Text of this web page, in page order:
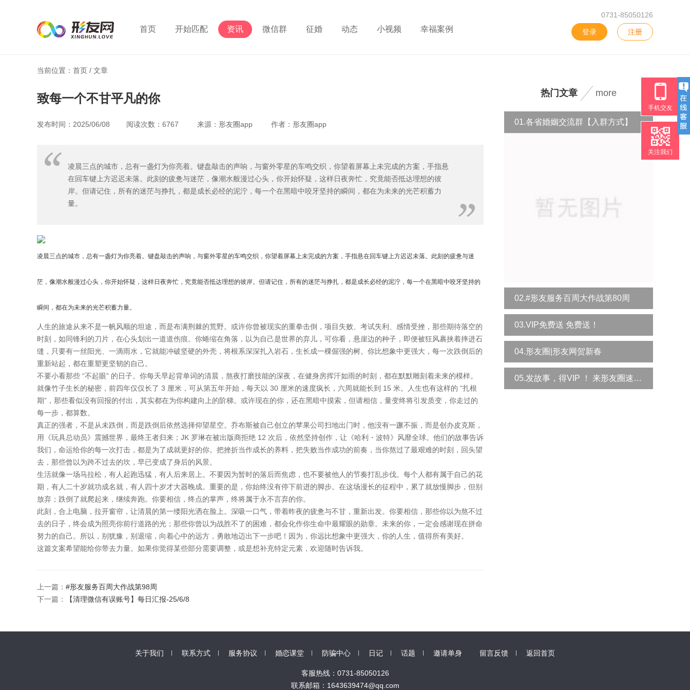
首页 开始匹配 资讯 微信群 征婚 动态 小视频 幸福案例
0731-85050126
登录 注册
当前位置：首页 / 文章
致每一个不甘平凡的你​
发布时间：2025/06/08 阅读次数：6767 来源：形友圈app 作者：形友圈app
凌晨三点的城市，总有一盏灯为你亮着。键盘敲击的声响，与窗外零星的车鸣交织，你望着屏幕上未完成的方案，手指悬
在回车键上方迟迟未落。此刻的疲惫与迷茫，像潮水般漫过心头，你开始怀疑，这样日夜奔忙，究竟能否抵达理想的彼
岸。但请记住，所有的迷茫与挣扎，都是成长必经的泥泞，每一个在黑暗中咬牙坚持的瞬间，都在为未来的光芒积蓄力
量。
凌晨三点的城市，总有一盏灯为你亮着。键盘敲击的声响，与窗外零星的车鸣交织，你望着屏幕上未完成的方案，手指悬在回车键上方迟迟未落。此刻的疲惫与迷
茫，像潮水般漫过心头，你开始怀疑，这样日夜奔忙，究竟能否抵达理想的彼岸。但请记住，所有的迷茫与挣扎，都是成长必经的泥泞，每一个在黑暗中咬牙坚持的
瞬间，都在为未来的光芒积蓄力量。
人生的旅途从来不是一帆风顺的坦途，而是布满荆棘的荒野。或许你曾被现实的重拳击倒，项目失败、考试失利、感情受挫，那些期待落空的
时刻，如同锋利的刀片，在心头划出一道道伤痕。你蜷缩在角落，以为自己是世界的弃儿，可你看，悬崖边的种子，即便被狂风裹挟着摔进石
缝，只要有一丝阳光、一滴雨水，它就能冲破坚硬的外壳，将根系深深扎入岩石，生长成一棵倔强的树。你比想象中更强大，每一次跌倒后的
重新站起，都在重塑更坚韧的自己。
不要小看那些 “不起眼” 的日子。你每天早起背单词的清晨，熬夜打磨技能的深夜，在健身房挥汗如雨的时刻，都在默默雕刻着未来的模样。
就像竹子生长的秘密，前四年仅仅长了 3 厘米，可从第五年开始，每天以 30 厘米的速度疯长，六周就能长到 15 米。人生也有这样的 “扎根
期”，那些看似没有回报的付出，其实都在为你构建向上的阶梯。或许现在的你，还在黑暗中摸索，但请相信，量变终将引发质变，你走过的
每一步，都算数。
真正的强者，不是从未跌倒，而是跌倒后依然选择仰望星空。乔布斯被自己创立的苹果公司扫地出门时，他没有一蹶不振，而是创办皮克斯，
用《玩具总动员》震撼世界，最终王者归来；JK 罗琳在被出版商拒绝 12 次后，依然坚持创作，让《哈利・波特》风靡全球。他们的故事告诉
我们，命运给你的每一次打击，都是为了成就更好的你。把挫折当作成长的养料，把失败当作成功的前奏，当你熬过了最艰难的时刻，回头望
去，那些曾以为跨不过去的坎，早已变成了身后的风景。
生活就像一场马拉松，有人起跑迅猛，有人后来居上。不要因为暂时的落后而焦虑，也不要被他人的节奏打乱步伐。每个人都有属于自己的花
期，有人二十岁就功成名就，有人四十岁才大器晚成。重要的是，你始终没有停下前进的脚步。在这场漫长的征程中，累了就放慢脚步，但别
放弃；跌倒了就爬起来，继续奔跑。你要相信，终点的掌声，终将属于永不言弃的你。
此刻，合上电脑，拉开窗帘，让清晨的第一缕阳光洒在脸上。深吸一口气，带着昨夜的疲惫与不甘，重新出发。你要相信，那些你以为熬不过
去的日子，终会成为照亮你前行道路的光；那些你曾以为战胜不了的困难，都会化作你生命中最耀眼的勋章。未来的你，一定会感谢现在拼命
努力的自己。所以，别犹豫，别退缩，向着心中的远方，勇敢地迈出下一步吧！因为，你远比想象中更强大，你的人生，值得所有美好。
这篇文案希望能给你带去力量。如果你觉得某些部分需要调整，或是想补充特定元素，欢迎随时告诉我。
上一篇： #形友服务百周大作战第98周
下一篇：
【清理微信有误账号】每日汇报-25/6/8
热门文章 more
01.各省婚姻交流群【入群方式】
02.#形友服务百周大作战第80周
03.VIP免费送 免费送！
04.形友圈|形友网贺新春
05.发故事，得VIP ！ 来形友圈速领！
关于我们 联系方式 服务协议 婚恋课堂 防骗中心 日记 话题 邀请单身 留言反馈 返回首页
客服热线：0731-85050126
联系邮箱：1643639474@qq.com
手机交友
关注我们